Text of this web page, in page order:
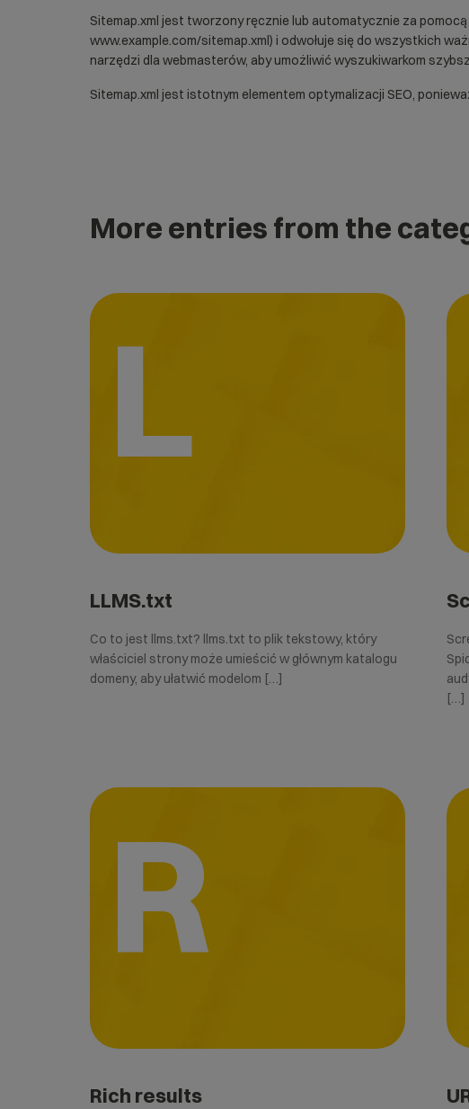
Sitemap.xml jest tworzony ręcznie lub automatycznie za
www.example.com/sitemap.xml) i odwołuje się do wszystkich
narzędzi dla webmasterów, aby umożliwić wyszukiwarkom
Sitemap.xml jest istotnym elementem optymalizacji SEO,
More entries from the
L
LLMS.txt
Co to jest llms.txt? llms.txt to plik tekstowy, który
właściciel strony może umieścić w głównym katalogu
domeny, aby ułatwić modelom […]
[…]
R
Rich results